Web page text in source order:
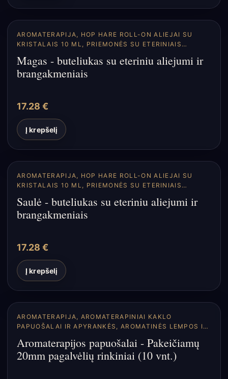
AROMATERAPIJA, HOP HARE ROLL-ON ALIEJAI SU
KRISTALAIS 10 ML, PRIEMONĖS SU ETERINIAIS
Magas - buteliukas su eteriniu aliejumi ir
brangakmeniais
17.28 €
Į krepšelį
AROMATERAPIJA, HOP HARE ROLL-ON ALIEJAI SU
KRISTALAIS 10 ML, PRIEMONĖS SU ETERINIAIS
Saulė - buteliukas su eteriniu aliejumi ir
brangakmeniais
17.28 €
Į krepšelį
AROMATERAPIJA, AROMATERAPINIAI KAKLO
PAPUOŠALAI IR APYRANKĖS , AROMATINĖS LEMPOS IR
Aromaterapijos papuošalai - Pakeičiamų
20mm pagalvėlių rinkiniai (10 vnt.)